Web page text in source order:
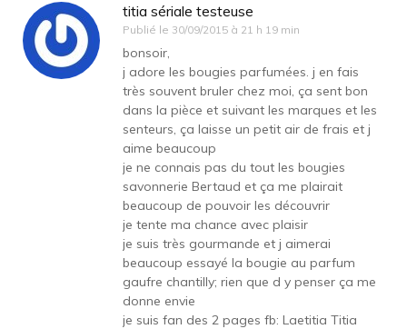
titia sériale testeuse
Publié le 30/09/2015 à 21 h 19 min
bonsoir,
j adore les bougies parfumées. j en fais
très souvent bruler chez moi, ça sent bon
dans la pièce et suivant les marques et les
senteurs, ça laisse un petit air de frais et j
aime beaucoup
je ne connais pas du tout les bougies
savonnerie Bertaud et ça me plairait
beaucoup de pouvoir les découvrir
je tente ma chance avec plaisir
je suis très gourmande et j aimerai
beaucoup essayé la bougie au parfum
gaufre chantilly; rien que d y penser ça me
donne envie
je suis fan des 2 pages fb: Laetitia Titia